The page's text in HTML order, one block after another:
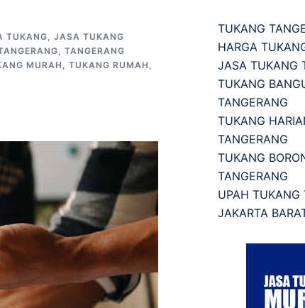
TUKANG, JASA TUKANG
, TANGERANG
MURAH , TUKANG RUMAH ,
TUKANG
HARGA
JASA TUKANG
TUKANG
TANGERANG
TUKANG
TANGERANG
TUKANG
TANGERANG
UPAH TUKANG
JAKARTA